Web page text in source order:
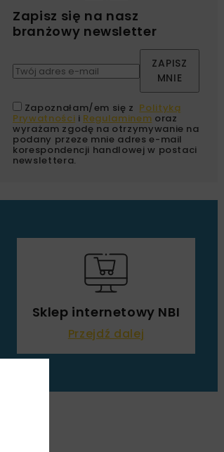
Zapisz się na nasz
branżowy newsletter
ZAPISZ
MNIE
Zapoznałam/em się z Polityką
Prywatności i Regulaminem oraz
wyrażam zgodę na otrzymywanie na
podany przeze mnie adres e-mail
korespondencji handlowej w postaci
newslettera.
Sklep internetowy NBI
Przejdź dalej